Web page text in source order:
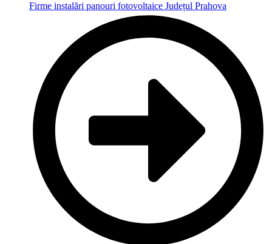
Firme instalări panouri fotovoltaice Județul Prahova